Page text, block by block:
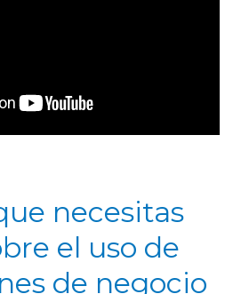
necesitas
el uso de
de negocio